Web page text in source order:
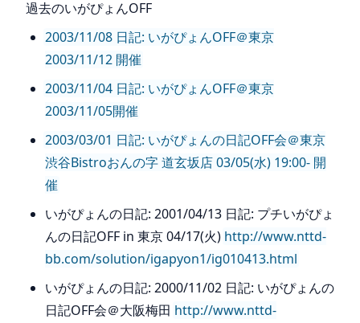
過去のいがぴょんOFF
2003/11/08 日記: いがぴょんOFF＠東京
2003/11/12 開催
2003/11/04 日記: いがぴょんOFF＠東京
2003/11/05開催
2003/03/01 日記: いがぴょんの日記OFF会＠東京
渋谷Bistroおんの字 道玄坂店 03/05(水) 19:00- 開
催
いがぴょんの日記: 2001/04/13 日記: プチいがぴょ
んの日記OFF in 東京 04/17(火) http://www.nttd-
bb.com/solution/igapyon1/ig010413.html
いがぴょんの日記: 2000/11/02 日記: いがぴょんの
日記OFF会＠大阪梅田 http://www.nttd-